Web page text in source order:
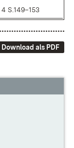
S.149–153
Download als PDF